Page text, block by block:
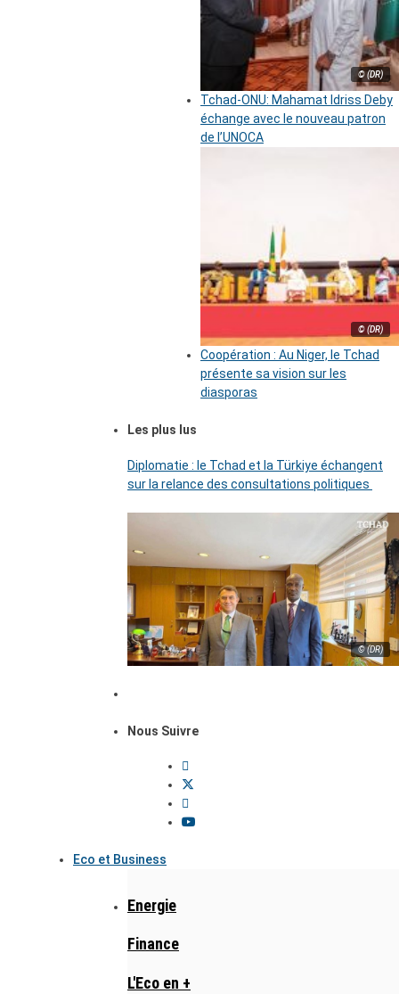
© (DR)
Tchad-ONU: Mahamat Idriss Deby
échange avec le nouveau patron
de l’UNOCA
© (DR)
Coopération : Au Niger, le Tchad
présente sa vision sur les
diasporas
Les plus lus
Diplomatie : le Tchad et la Türkiye échangent
sur la relance des consultations politiques
© (DR)
Nous Suivre
Eco et Business
Energie
Finance
L'Eco en +